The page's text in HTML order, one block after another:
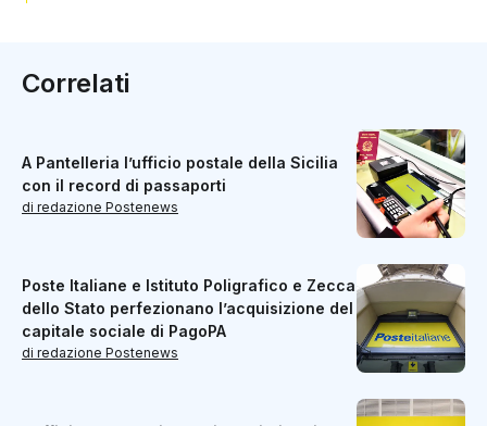
Correlati
A Pantelleria l’ufficio postale della Sicilia
con il record di passaporti
di redazione Postenews
Poste Italiane e Istituto Poligrafico e Zecca
dello Stato perfezionano l’acquisizione del
capitale sociale di PagoPA
di redazione Postenews